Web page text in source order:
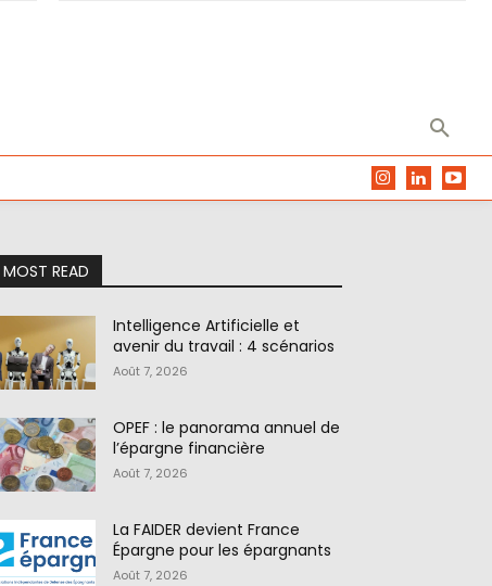
MOST READ
Intelligence Artificielle et
avenir du travail : 4 scénarios
Août 7, 2026
OPEF : le panorama annuel de
l’épargne financière
Août 7, 2026
La FAIDER devient France
Épargne pour les épargnants
Août 7, 2026